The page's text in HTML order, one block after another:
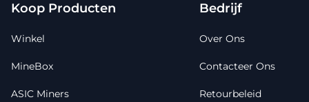
Koop Producten
Winkel
MineBox
ASIC Miners
Bedrijf
Over Ons
Contacteer Ons
Retourbeleid